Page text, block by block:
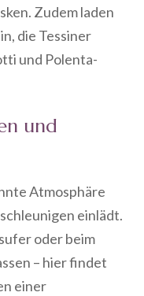
Zudem laden
die Tessiner
und Polenta-
und
Atmosphäre
einlädt.
oder beim
– hier findet
einer